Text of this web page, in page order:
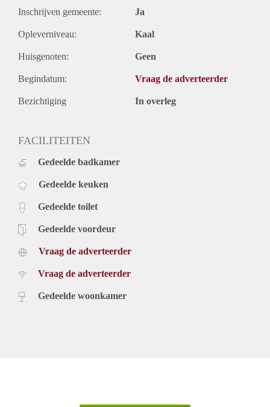
Inschrijven gemeente: Ja
Opleverniveau: Kaal
Huisgenoten: Geen
Begindatum: Vraag de adverteerder
Bezichtiging In overleg
FACILITEITEN
Gedeelde badkamer
Gedeelde keuken
Gedeelde toilet
Gedeelde voordeur
Vraag de adverteerder
Vraag de adverteerder
Gedeelde woonkamer